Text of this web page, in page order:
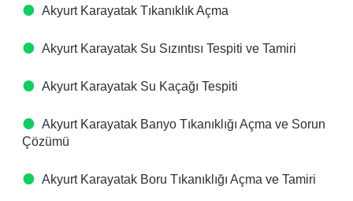
Akyurt Karayatak Tıkanıklık Açma
Akyurt Karayatak Su Sızıntısı Tespiti ve Tamiri
Akyurt Karayatak Su Kaçağı Tespiti
Akyurt Karayatak Banyo Tıkanıklığı Açma ve Sorun
Çözümü
Akyurt Karayatak Boru Tıkanıklığı Açma ve Tamiri